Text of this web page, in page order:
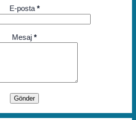
E-posta *
Mesaj *